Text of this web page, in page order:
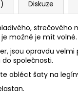
Diskuze
možné je mít
jsou opravdu
společnosti.
obléct šaty na